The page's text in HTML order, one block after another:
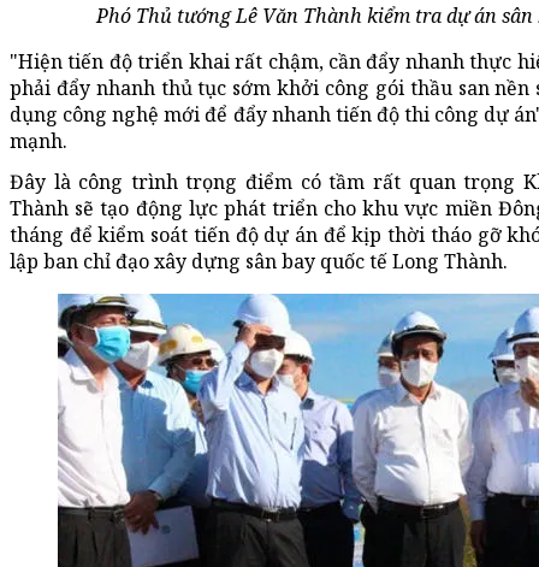
Phó Thủ tướng Lê Văn Thành kiểm tra dự án
"Hiện tiến độ triển khai rất chậm, cần đẩy nhanh thực
phải đẩy nhanh thủ tục sớm khởi công gói thầu san nền
dụng công nghệ mới để đẩy nhanh tiến độ thi công dự
mạnh.
Đây là công trình trọng điểm có tầm rất quan trọng
Thành sẽ tạo động lực phát triển cho khu vực miền
tháng để kiểm soát tiến độ dự án để kịp thời tháo gỡ
lập ban chỉ đạo xây dựng sân bay quốc tế Long Thành.